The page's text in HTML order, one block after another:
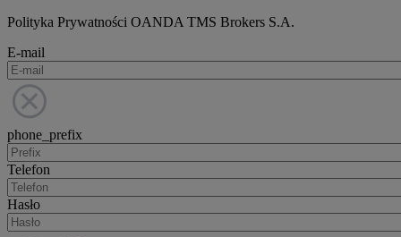
Polityka Prywatności OANDA TMS Brokers S.A.
E-mail
phone_prefix
Telefon
Hasło